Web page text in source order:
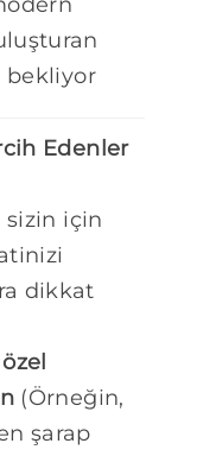
bekliyor
Edenler
için
dikkat
(Örneğin,
şarap